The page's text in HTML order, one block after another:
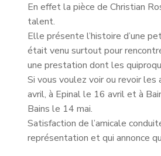
En effet la pièce de Christian
talent.
Elle présente l’histoire d’une
était venu surtout pour
une prestation dont les
Si vous voulez voir ou revoir
avril, à Epinal le 16 avril et à
Bains le 14 mai.
Satisfaction de l’amicale
représentation et qui annonce